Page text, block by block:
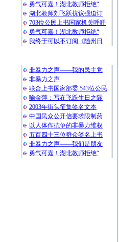
勇气可嘉！湖北教师拒绝“
湖北教师刘飞跃抗议强迫订
703位公民上书国家机关呼吁
勇气可嘉！湖北教师拒绝“
我终于可以不订阅《随州日
非暴力之声——我的民主党
非暴力之声
联合上书国家部委 543位公民
喻金萍：写在飞跃生日之际
2003年街头征集签名文本
中国民众公开信要求限制药
以人体作抗争的非暴力维权
五百四十三位群众签名上书
非暴力之声——我们是朋友
勇气可嘉！湖北教师拒绝“